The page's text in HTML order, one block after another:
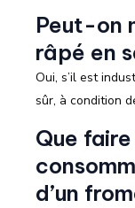
Peut-on
râpé en
Oui, s’il est
sûr, à condition
Que
d’un